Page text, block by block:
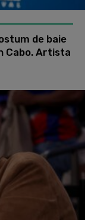
de baie
Cabo. Artista